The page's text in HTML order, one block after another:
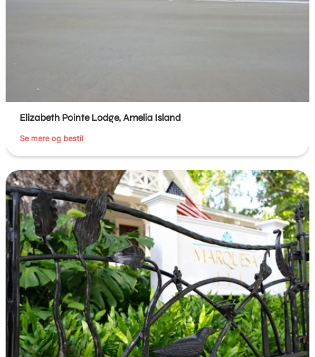
Elizabeth Pointe Lodge, Amelia Island
Se mere og bestil